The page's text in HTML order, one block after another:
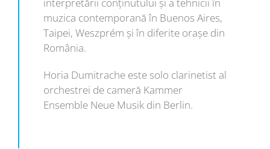
interpretării conținutului și a tehnicii în
muzica contemporană în Buenos Aires,
Taipei, Weszprém și în diferite orașe din
România.
Horia Dumitrache este solo clarinetist al
orchestrei de cameră Kammer
Ensemble Neue Musik din Berlin.